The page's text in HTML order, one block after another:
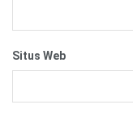
Situs Web